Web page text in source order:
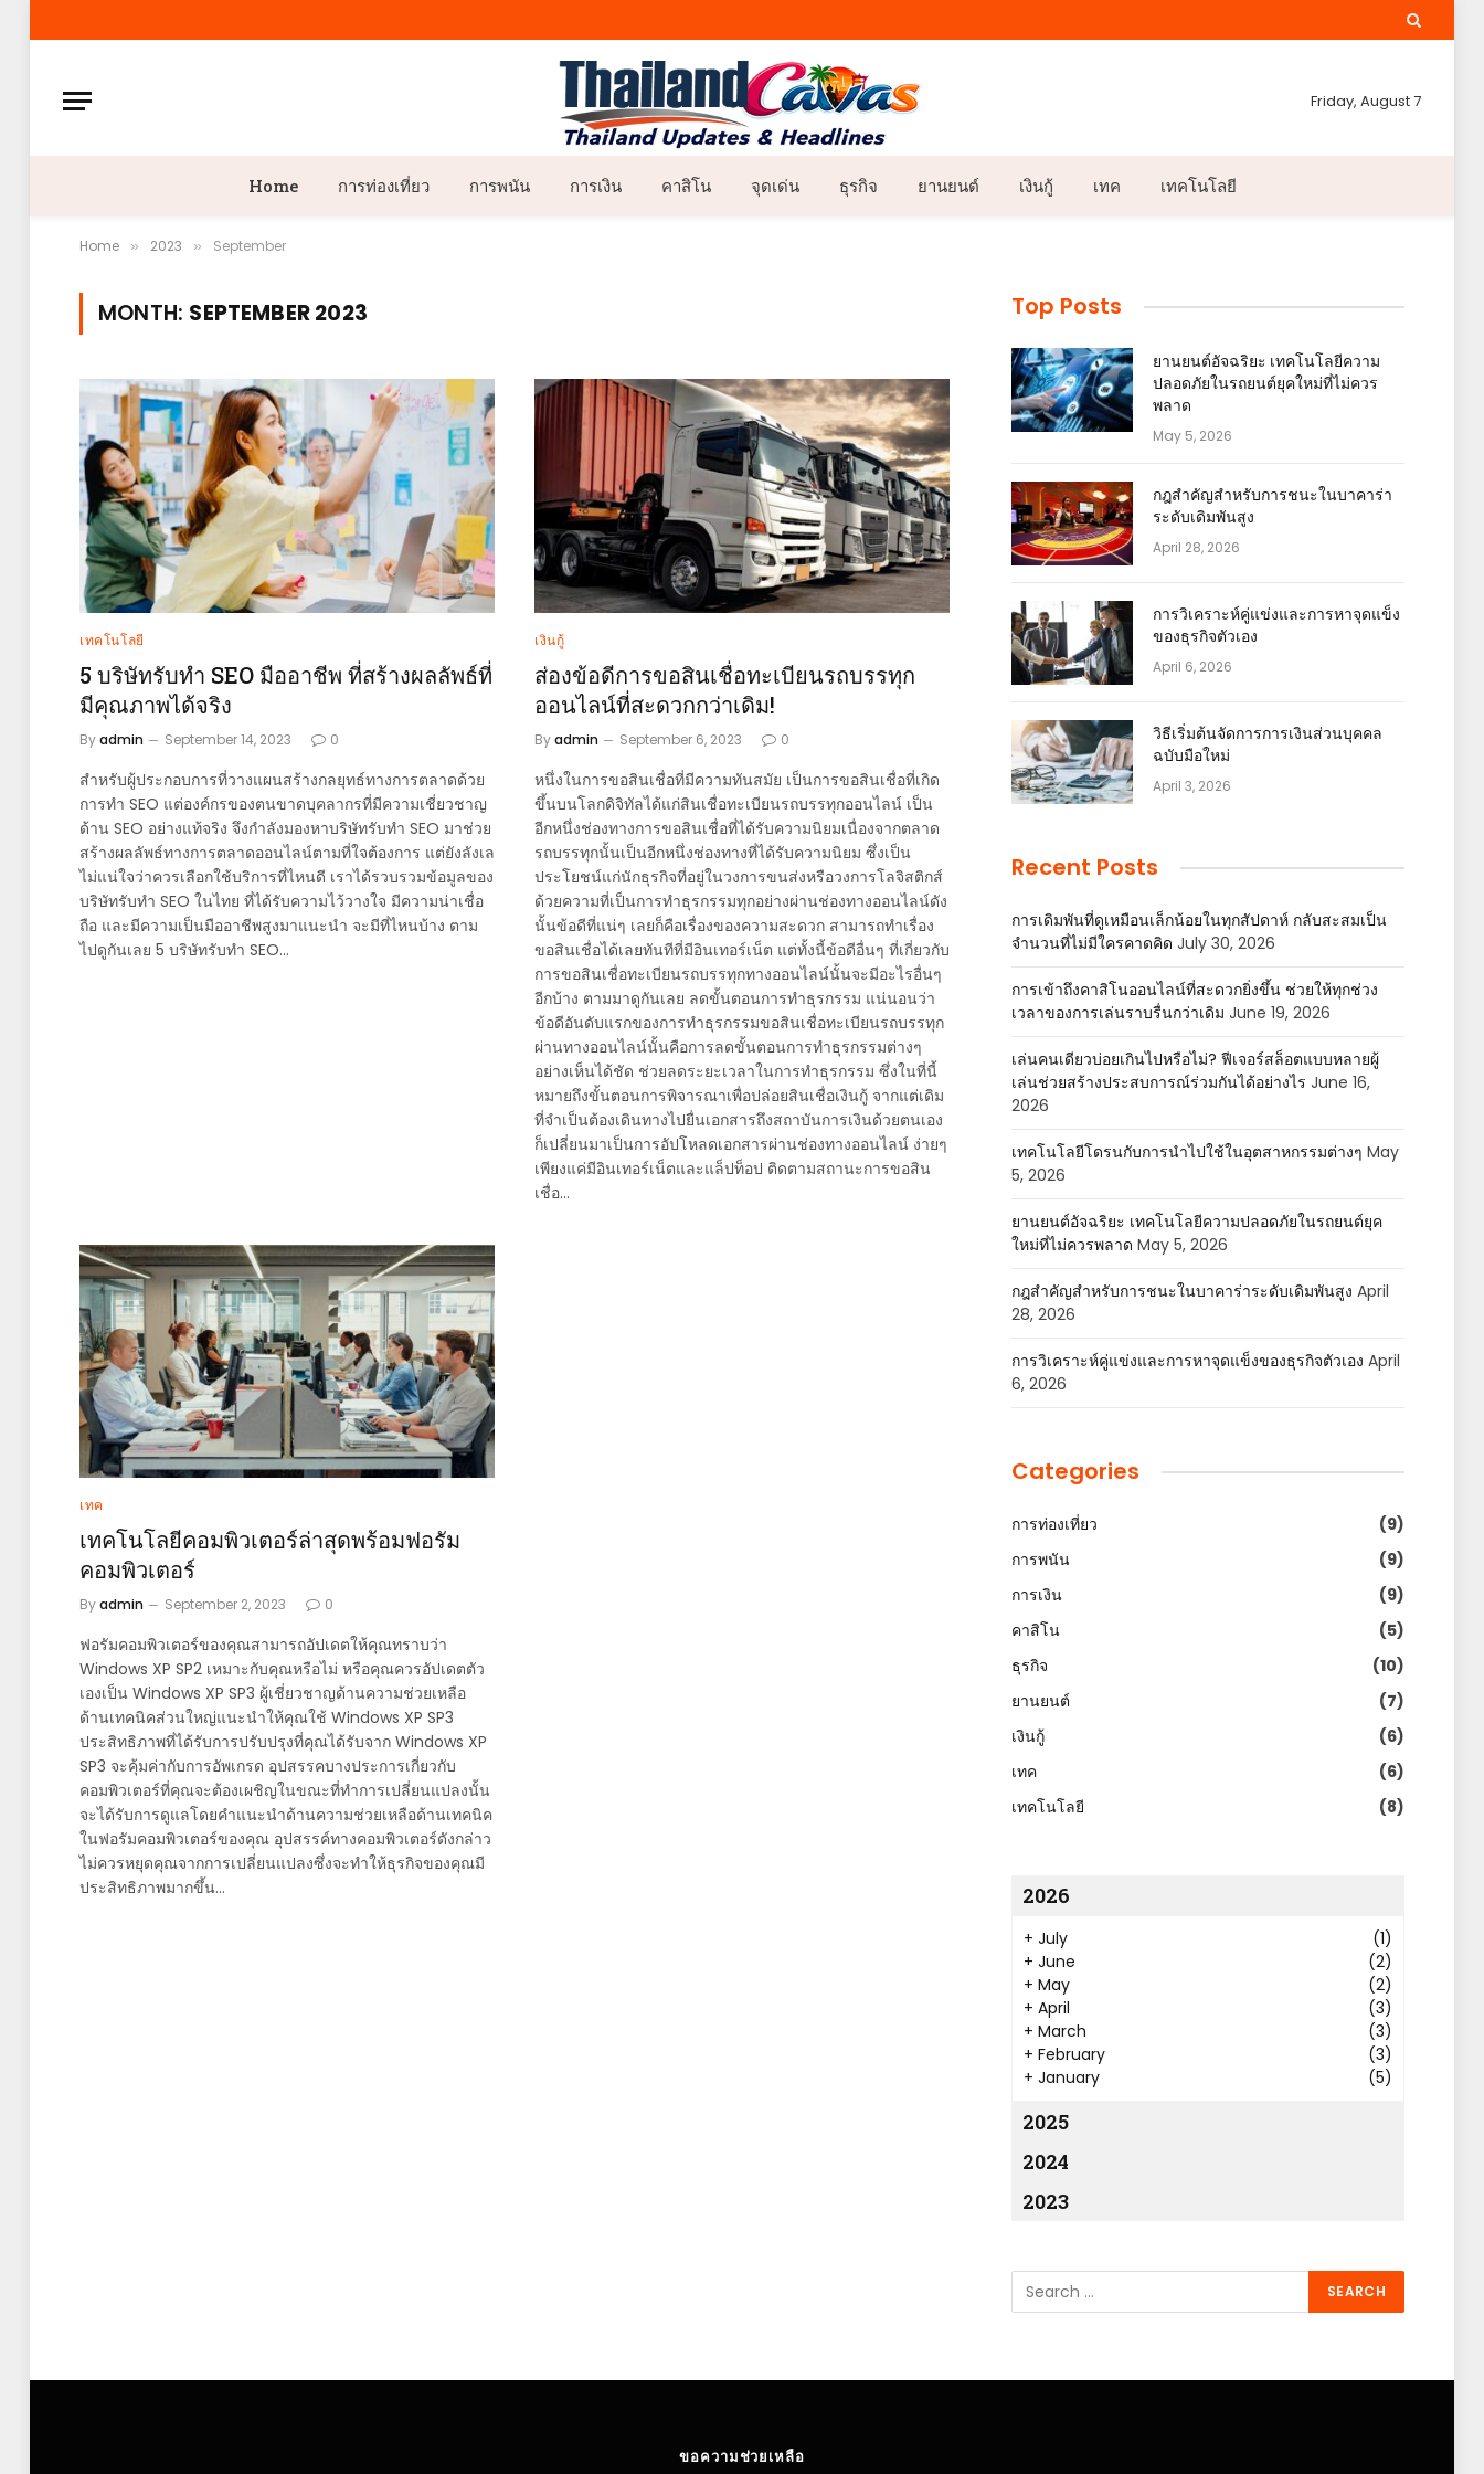
Friday, August 7
Home การท่องเที่ยว การพนัน การเงิน คาสิโน จุดเด่น ธุรกิจ ยานยนต์ เงินกู้ เทค เทคโนโลยี
Home » 2023 » September
MONTH: SEPTEMBER 2023
เทคโนโลยี
5 บริษัทรับทำ SEO มืออาชีพ ที่สร้างผลลัพธ์ที่
มีคุณภาพได้จริง
Byadmin September 14, 2023 0
สำหรับผู้ประกอบการที่วางแผนสร้างกลยุทธ์ทางการตลาดด้วย
การทำ SEO แต่องค์กรของตนขาดบุคลากรที่มีความเชี่ยวชาญ
ด้าน SEO อย่างแท้จริง จึงกำลังมองหาบริษัทรับทำ SEO มาช่วย
สร้างผลลัพธ์ทางการตลาดออนไลน์ตามที่ใจต้องการ แต่ยังลังเล
ไม่แน่ใจว่าควรเลือกใช้บริการที่ไหนดี เราได้รวบรวมข้อมูลของ
บริษัทรับทำ SEO ในไทย ที่ได้รับความไว้วางใจ มีความน่าเชื่อ
ถือ และมีความเป็นมืออาชีพสูงมาแนะนำ จะมีที่ไหนบ้าง ตาม
ไปดูกันเลย 5 บริษัทรับทำ SEO…
เงินกู้
ส่องข้อดีการขอสินเชื่อทะเบียนรถบรรทุก
ออนไลน์ที่สะดวกกว่าเดิม!
Byadmin September 6, 2023 0
หนึ่งในการขอสินเชื่อที่มีความทันสมัย เป็นการขอสินเชื่อที่เกิด
ขึ้นบนโลกดิจิทัลได้แก่สินเชื่อทะเบียนรถบรรทุกออนไลน์ เป็น
อีกหนึ่งช่องทางการขอสินเชื่อที่ได้รับความนิยมเนื่องจากตลาด
รถบรรทุกนั้นเป็นอีกหนึ่งช่องทางที่ได้รับความนิยม ซึ่งเป็น
ประโยชน์แก่นักธุรกิจที่อยู่ในวงการขนส่งหรือวงการโลจิสติกส์
ด้วยความที่เป็นการทำธุรกรรมทุกอย่างผ่านช่องทางออนไลน์ดัง
นั้นข้อดีที่แน่ๆ เลยก็คือเรื่องของความสะดวก สามารถทำเรื่อง
ขอสินเชื่อได้เลยทันทีที่มีอินเทอร์เน็ต แต่ทั้งนี้ข้อดีอื่นๆ ที่เกี่ยวกับ
การขอสินเชื่อทะเบียนรถบรรทุกทางออนไลน์นั้นจะมีอะไรอื่นๆ
อีกบ้าง ตามมาดูกันเลย ลดขั้นตอนการทำธุรกรรม แน่นอนว่า
ข้อดีอันดับแรกของการทำธุรกรรมขอสินเชื่อทะเบียนรถบรรทุก
ผ่านทางออนไลน์นั้นคือการลดขั้นตอนการทำธุรกรรมต่างๆ
อย่างเห็นได้ชัด ช่วยลดระยะเวลาในการทำธุรกรรม ซึ่งในที่นี้
หมายถึงขั้นตอนการพิจารณาเพื่อปล่อยสินเชื่อเงินกู้ จากแต่เดิม
ที่จำเป็นต้องเดินทางไปยื่นเอกสารถึงสถาบันการเงินด้วยตนเอง
ก็เปลี่ยนมาเป็นการอัปโหลดเอกสารผ่านช่องทางออนไลน์ ง่ายๆ
เพียงแค่มีอินเทอร์เน็ตและแล็ปท็อป ติดตามสถานะการขอสิน
เชื่อ…
เทค
เทคโนโลยีคอมพิวเตอร์ล่าสุดพร้อมฟอรัม
คอมพิวเตอร์
Byadmin September 2, 2023 0
ฟอรัมคอมพิวเตอร์ของคุณสามารถอัปเดตให้คุณทราบว่า
Windows XP SP2 เหมาะกับคุณหรือไม่ หรือคุณควรอัปเดตตัว
เองเป็น Windows XP SP3 ผู้เชี่ยวชาญด้านความช่วยเหลือ
ด้านเทคนิคส่วนใหญ่แนะนำให้คุณใช้ Windows XP SP3
ประสิทธิภาพที่ได้รับการปรับปรุงที่คุณได้รับจาก Windows XP
SP3 จะคุ้มค่ากับการอัพเกรด อุปสรรคบางประการเกี่ยวกับ
คอมพิวเตอร์ที่คุณจะต้องเผชิญในขณะที่ทำการเปลี่ยนแปลงนั้น
จะได้รับการดูแลโดยคำแนะนำด้านความช่วยเหลือด้านเทคนิค
ในฟอรัมคอมพิวเตอร์ของคุณ อุปสรรค์ทางคอมพิวเตอร์ดังกล่าว
ไม่ควรหยุดคุณจากการเปลี่ยนแปลงซึ่งจะทำให้ธุรกิจของคุณมี
ประสิทธิภาพมากขึ้น…
Top Posts
ยานยนต์อัจฉริยะ เทคโนโลยีความ
ปลอดภัยในรถยนต์ยุคใหม่ที่ไม่ควร
พลาด
May 5, 2026
กฎสำคัญสำหรับการชนะในบาคาร่า
ระดับเดิมพันสูง
April 28, 2026
การวิเคราะห์คู่แข่งและการหาจุดแข็ง
ของธุรกิจตัวเอง
April 6, 2026
วิธีเริ่มต้นจัดการการเงินส่วนบุคคล
ฉบับมือใหม่
April 3, 2026
Recent Posts
การเดิมพันที่ดูเหมือนเล็กน้อยในทุกสัปดาห์ กลับสะสมเป็น
จำนวนที่ไม่มีใครคาดคิด July 30, 2026
การเข้าถึงคาสิโนออนไลน์ที่สะดวกยิ่งขึ้น ช่วยให้ทุกช่วง
เวลาของการเล่นราบรื่นกว่าเดิม June 19, 2026
เล่นคนเดียวบ่อยเกินไปหรือไม่? ฟีเจอร์สล็อตแบบหลายผู้
เล่นช่วยสร้างประสบการณ์ร่วมกันได้อย่างไร June 16,
2026
เทคโนโลยีโดรนกับการนำไปใช้ในอุตสาหกรรมต่างๆ May
5, 2026
ยานยนต์อัจฉริยะ เทคโนโลยีความปลอดภัยในรถยนต์ยุค
ใหม่ที่ไม่ควรพลาด May 5, 2026
กฎสำคัญสำหรับการชนะในบาคาร่าระดับเดิมพันสูง April
28, 2026
การวิเคราะห์คู่แข่งและการหาจุดแข็งของธุรกิจตัวเอง April
6, 2026
Categories
การท่องเที่ยว
(9)
การพนัน
(9)
การเงิน
(9)
คาสิโน
(5)
ธุรกิจ
(10)
ยานยนต์
(7)
เงินกู้
(6)
เทค
(6)
เทคโนโลยี
(8)
2026
+ July
(1)
+ June
(2)
+ May
(2)
+ April
(3)
+ March
(3)
+ February
(3)
+ January (5)
2025
2024
2023
ขอความช่วยเหลือ